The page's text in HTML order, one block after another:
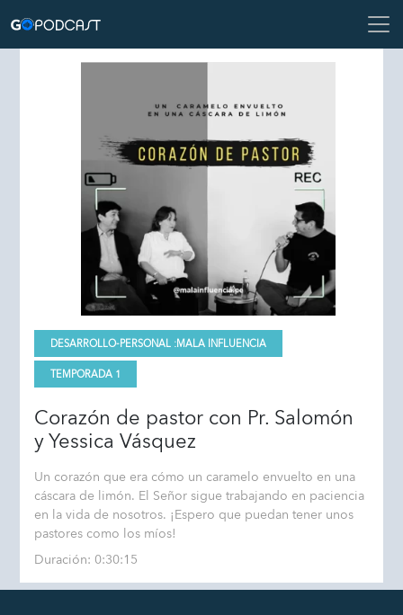
DESARROLLO-PERSONAL :MALA INFLUENCIA
TEMPORADA 1
Corazón de pastor con Pr. Salomón
y Yessica Vásquez
Un corazón que era cómo un caramelo envuelto en una
cáscara de limón. El Señor sigue trabajando en paciencia
en la vida de nosotros. ¡Espero que puedan tener unos
pastores como los míos!
Duración: 0:30:15